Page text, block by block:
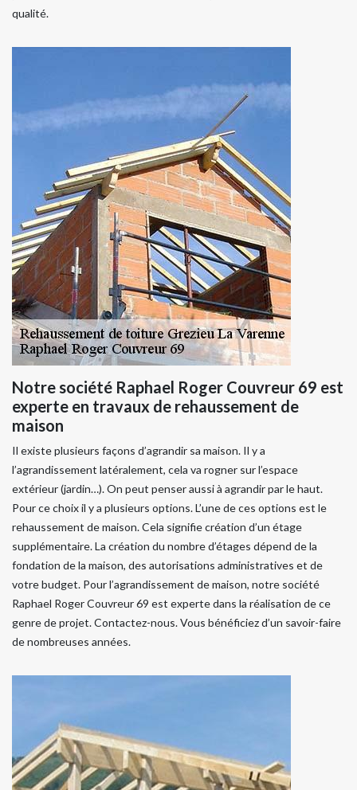
qualité.
Notre société Raphael Roger Couvreur 69 est
experte en travaux de rehaussement de
maison
Il existe plusieurs façons d’agrandir sa maison. Il y a
l’agrandissement latéralement, cela va rogner sur l’espace
extérieur (jardin…). On peut penser aussi à agrandir par le haut.
Pour ce choix il y a plusieurs options. L’une de ces options est le
rehaussement de maison. Cela signifie création d’un étage
supplémentaire. La création du nombre d’étages dépend de la
fondation de la maison, des autorisations administratives et de
votre budget. Pour l’agrandissement de maison, notre société
Raphael Roger Couvreur 69 est experte dans la réalisation de ce
genre de projet. Contactez-nous. Vous bénéficiez d’un savoir-faire
de nombreuses années.